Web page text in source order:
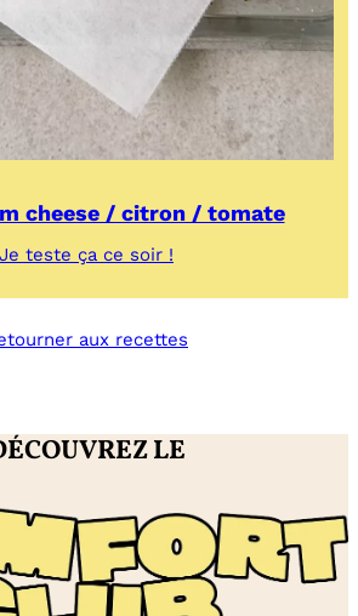
cheese / citron / tomate
Je teste ça ce soir !
cream
/
aux recettes
LE